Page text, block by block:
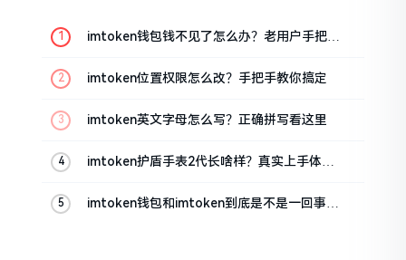
imtoken钱包钱不见了怎么办？老用户手把手
imtoken位置权限怎么改？手把手教你搞定
imtoken英文字母怎么写？正确拼写看这里
imtoken护盾手表2代长啥样？真实上手体验
imtoken钱包和imtoken到底是不是一回事？